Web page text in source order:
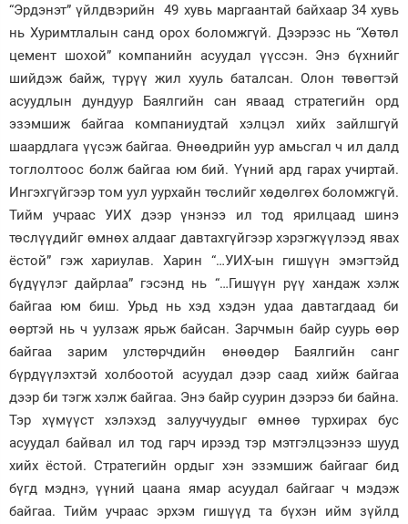
“Эрдэнэт” үйлдвэрийн 49 хувь маргаантай байхаар 34 хувь
нь Хуримтлалын санд орох боломжгүй. Дээрээс нь “Хөтөл
цемент шохой” компанийн асуудал үүссэн. Энэ бүхнийг
шийдэж байж, түрүү жил хууль баталсан. Олон төвөгтэй
асуудлын дундуур Баялгийн сан яваад стратегийн орд
эзэмшиж байгаа компаниудтай хэлцэл хийх зайлшгүй
шаардлага үүсэж байгаа. Өнөөдрийн уур амьсгал ч ил далд
тоглолтоос болж байгаа юм бий. Үүний ард гарах учиртай.
Ингэхгүйгээр том уул уурхайн төслийг хөдөлгөх боломжгүй.
Тийм учраас УИХ дээр үнэнээ ил тод ярилцаад шинэ
төслүүдийг өмнөх алдааг давтахгүйгээр хэрэгжүүлээд явах
ёстой” гэж хариулав. Харин “…УИХ-ын гишүүн эмэгтэйд
бүдүүлэг дайрлаа” гэсэнд нь “…Гишүүн рүү хандаж хэлж
байгаа юм биш. Урьд нь хэд хэдэн удаа давтагдаад би
өөртэй нь ч уулзаж ярьж байсан. Зарчмын байр суурь өөр
байгаа зарим улстөрчдийн өнөөдөр Баялгийн санг
бүрдүүлэхтэй холбоотой асуудал дээр саад хийж байгаа
дээр би тэгж хэлж байгаа. Энэ байр суурин дээрээ би байна.
Тэр хүмүүст хэлэхэд залуучуудыг өмнөө турхирах бус
асуудал байвал ил тод гарч ирээд тэр мэтгэлцээнээ шууд
хийх ёстой. Стратегийн ордыг хэн эзэмшиж байгааг бид
бүгд мэднэ, үүний цаана ямар асуудал байгааг ч мэдэж
байгаа. Тийм учраас эрхэм гишүүд та бүхэн ийм зүйлд